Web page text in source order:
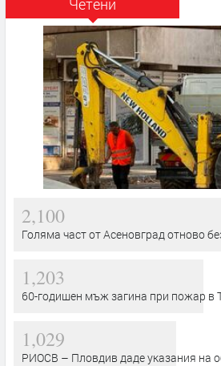
Четени
2,100
Голяма част от Асеновград отново
1,203
60-годишен мъж загина при пожар в
1,029
РИОСВ – Пловдив даде указания на